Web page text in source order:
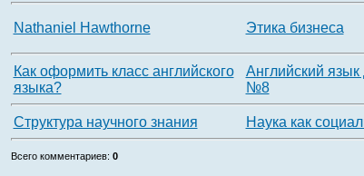
Nathaniel Hawthorne Этика бизнеса
Как оформить класс английского
языка?
Английский
№8
Структура научного знания Наука как
Всего комментариев: 0